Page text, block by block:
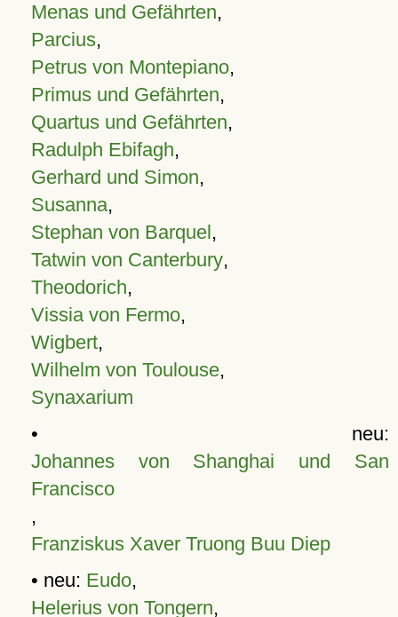
Menas und Gefährten,
Parcius,
Petrus von Montepiano,
Primus und Gefährten,
Quartus und Gefährten,
Radulph Ebifagh,
Gerhard und Simon,
Susanna,
Stephan von Barquel,
Tatwin von Canterbury,
Theodorich,
Vissia von Fermo,
Wigbert,
Wilhelm von Toulouse,
Synaxarium
• neu:
Johannes von Shanghai und San
Francisco
,
Franziskus Xaver Truong Buu Diep
• neu: Eudo,
Helerius von Tongern,